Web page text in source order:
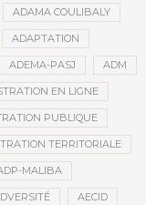
ADAMA COULIBALY
ADAPTATION
ADEMA-PASJ ADM
EN LIGNE
PUBLIQUE
TERRITORIALE
MALIBA
AECID